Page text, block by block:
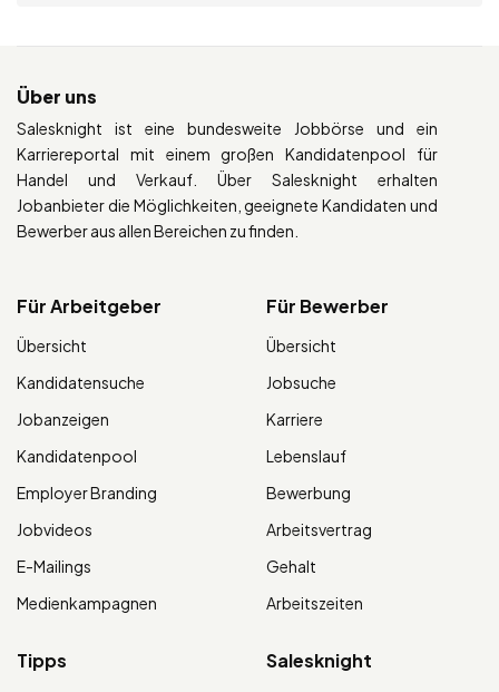
Über uns
Salesknight ist eine bundesweite Jobbörse und ein
Karriereportal mit einem großen Kandidatenpool für
Handel und Verkauf. Über Salesknight erhalten
Jobanbieter die Möglichkeiten, geeignete Kandidaten und
Bewerber aus allen Bereichen zu finden.
Für Arbeitgeber
Übersicht
Kandidatensuche
Jobanzeigen
Kandidatenpool
Employer Branding
Jobvideos
E-Mailings
Medienkampagnen
Für Bewerber
Übersicht
Jobsuche
Karriere
Lebenslauf
Bewerbung
Arbeitsvertrag
Gehalt
Arbeitszeiten
Tipps Salesknight